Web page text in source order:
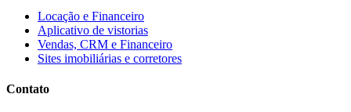
Locação e Financeiro
Aplicativo de vistorias
Vendas, CRM e Financeiro
Sites imobiliárias e corretores
Contato